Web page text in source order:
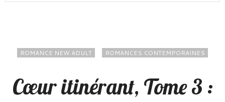
ROMANCE NEW ADULT ROMANCES CONTEMPORAINES
Cœur itinérant, Tome 3 :